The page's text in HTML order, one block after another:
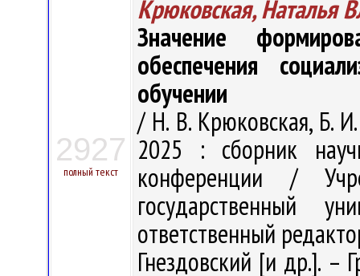
2927
полный текст
Крюковская, Наталья
Значение
обеспечения
обучении
/ Н. В. Крюковская, Б.
2025 : сборник
конференции /
государственный
ответственный
Гнездовский [и др.]. –